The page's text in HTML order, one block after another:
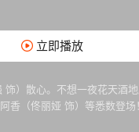
立即播放
）散心。不想一夜花天酒
（佟丽娅 饰）等悉数登场